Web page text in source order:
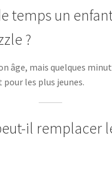
temps un
?
âge, mais quelques
les plus jeunes.
il remplacer